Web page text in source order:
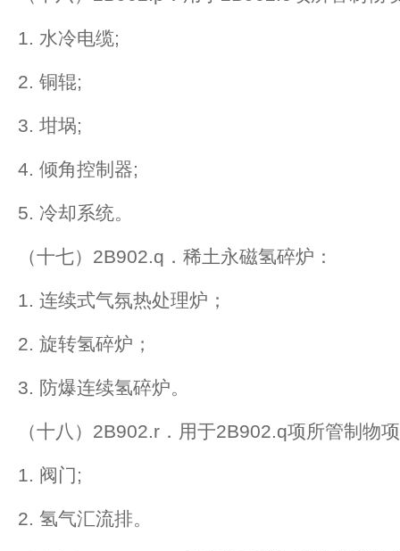
1. 水冷电缆;
2. 铜辊;
3. 坩埚;
4. 倾角控制器;
5. 冷却系统。
（十七）2B902.q．稀土永磁氢碎炉：
1. 连续式气氛热处理炉；
2. 旋转氢碎炉；
3. 防爆连续氢碎炉。
（十八）2B902.r．用于2B902.q项所管制物
1. 阀门;
2. 氢气汇流排。